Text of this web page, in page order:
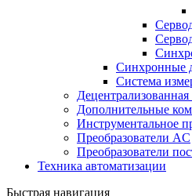
Синхронные
Система
Дополнительные
Инструментальное
Преобразователи AC
Преобразователи
Техника автоматизации
Быстрая навигация